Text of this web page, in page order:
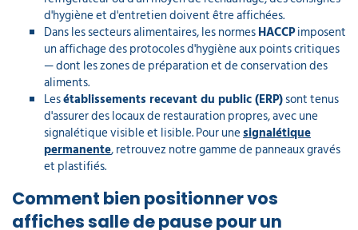
d'hygiène et d'entretien doivent être affichées.
Dans les secteurs alimentaires, les normesHACCPimposent
un affichage des protocoles d'hygiène aux points critiques
— dont les zones de préparation et de conservation des
aliments.
Lesétablissements recevant du public (ERP)sont tenus
d'assurer des locaux de restauration propres, avec une
signalétique visible et lisible. Pour unesignalétique
permanente, retrouvez notre gamme de panneaux gravés
et plastifiés.
Comment bien positionner vos
affiches salle de pause pour un